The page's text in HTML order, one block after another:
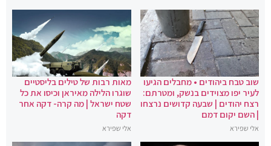
שוב טבח ביהודים • מחבלים הגיעו
לעיר יפו מצוידים בנשק, ומטרתם:
רצח יהודים | שבעה קדושים נרצחו
| השם יקום דמם
אלי שפירא
מאות רבות של טילים בליסטיים
שוגרו הלילה מאיראן וכיסו את כל
שטח ישראל | מה קרה- דקה אחר
דקה
אלי שפירא